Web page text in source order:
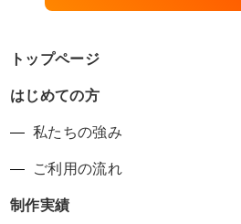
トップページ
はじめての方
私たちの強み
ご利用の流れ
制作実績